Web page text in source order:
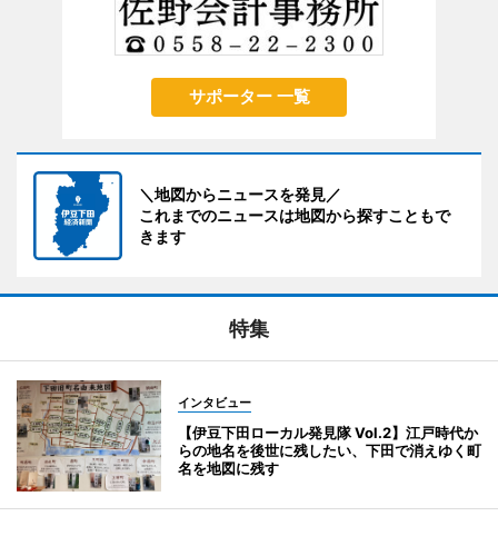
サポーター 一覧
＼地図からニュースを発見／
これまでのニュースは地図から探すこともで
きます
特集
インタビュー
【伊豆下田ローカル発見隊 Vol.2】江戸時代か
らの地名を後世に残したい、下田で消えゆく町
名を地図に残す